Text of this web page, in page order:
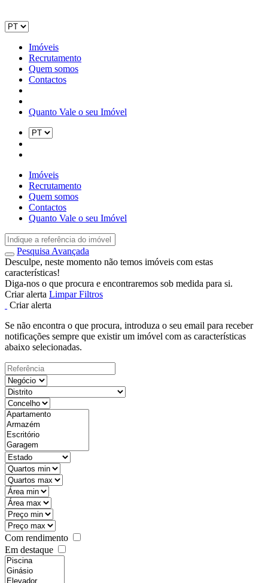
Imóveis
Recrutamento
Quem somos
Contactos
Quanto Vale o seu Imóvel
Imóveis
Recrutamento
Quem somos
Contactos
Quanto Vale o seu Imóvel
Pesquisa Avançada
Desculpe, neste momento não temos imóveis com estas
características!
Diga-nos o que procura e encontraremos sob medida para si.
Criar alerta Limpar Filtros
Criar alerta
Se não encontra o que procura, introduza o seu email para receber
notificações sempre que existir um imóvel com as características
abaixo selecionadas.
Com rendimento
Em destaque